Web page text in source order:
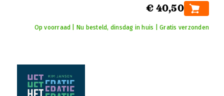
€ 40,50
Op voorraad | Nu besteld, dinsdag in huis | Gratis verzonden